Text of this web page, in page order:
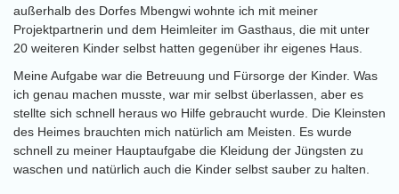
außerhalb des Dorfes Mbengwi wohnte ich mit meiner
Projektpartnerin und dem Heimleiter im Gasthaus, die mit unter
20 weiteren Kinder selbst hatten gegenüber ihr eigenes Haus.
Meine Aufgabe war die Betreuung und Fürsorge der Kinder. Was
ich genau machen musste, war mir selbst überlassen, aber es
stellte sich schnell heraus wo Hilfe gebraucht wurde. Die Kleinsten
des Heimes brauchten mich natürlich am Meisten. Es wurde
schnell zu meiner Hauptaufgabe die Kleidung der Jüngsten zu
waschen und natürlich auch die Kinder selbst sauber zu halten.